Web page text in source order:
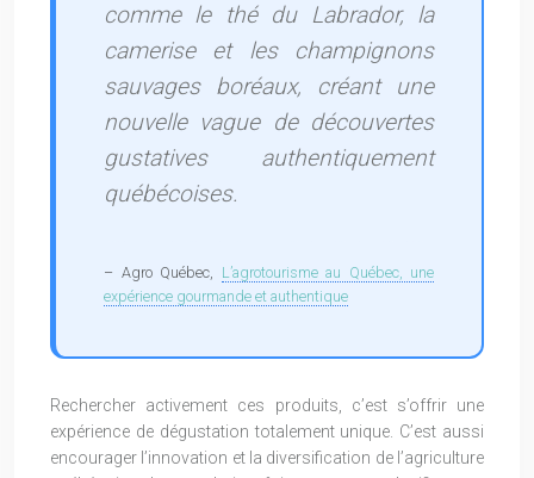
comme le thé du Labrador, la
camerise et les champignons
sauvages boréaux, créant une
nouvelle vague de découvertes
gustatives authentiquement
québécoises.
– Agro Québec, L’agrotourisme au Québec, une
expérience gourmande et authentique
Rechercher activement ces produits, c’est s’offrir une
expérience de dégustation totalement unique. C’est aussi
encourager l’innovation et la diversification de l’agriculture